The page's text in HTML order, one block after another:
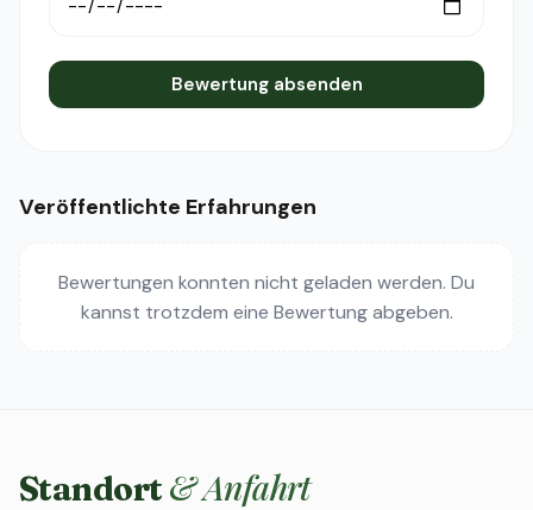
Bewertung absenden
Veröffentlichte Erfahrungen
Bewertungen konnten nicht geladen werden. Du
kannst trotzdem eine Bewertung abgeben.
Standort & Anfahrt